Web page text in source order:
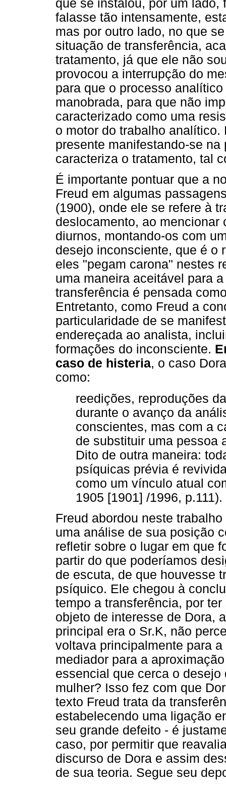
que se instalou, por um lado,
falasse tão intensamente,
mas por outro lado, no que
situação de transferência,
tratamento, já que ele não
provocou a interrupção do
para que o processo
manobrada, para que não
caracterizado como uma
o motor do trabalho
presente manifestando-se
caracteriza o tratamento, tal
É importante pontuar que a
Freud em algumas
(1900), onde ele se refere à
deslocamento, ao mencionar
diurnos, montando-os com
desejo inconsciente, que é o
eles "pegam carona" nestes
uma maneira aceitável para
transferência é pensada
Entretanto, como Freud a
particularidade de se
endereçada ao analista,
formações do inconsciente.
caso de histeria, o caso
como:
reedições, reproduções
durante o avanço da
conscientes, mas com a
de substituir uma pessoa
Dito de outra maneira:
psíquicas prévia é
como um vínculo atual
1905 [1901] /1996, p.111).
Freud abordou neste
uma análise de sua posição
refletir sobre o lugar em que
partir do que poderíamos
de escuta, de que houvesse
psíquico. Ele chegou à
tempo a transferência, por
objeto de interesse de Dora,
principal era o Sr.K, não
voltava principalmente para
mediador para a
essencial que cerca o
mulher? Isso fez com que
texto Freud trata da
estabelecendo uma ligação
seu grande defeito - é
caso, por permitir que
discurso de Dora e assim
de sua teoria. Segue seu